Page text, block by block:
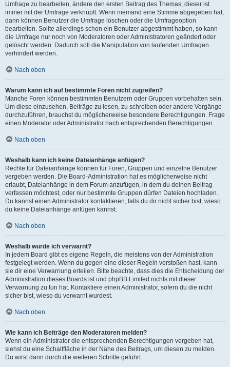
Umfrage zu bearbeiten, ändere den ersten Beitrag des Themas; dieser ist
immer mit der Umfrage verknüpft. Wenn niemand eine Stimme abgegeben hat,
dann können Benutzer die Umfrage löschen oder die Umfrageoption
bearbeiten. Sollte allerdings schon ein Benutzer abgestimmt haben, so kann
die Umfrage nur noch von Moderatoren oder Administratoren geändert oder
gelöscht werden. Dadurch soll die Manipulation von laufenden Umfragen
verhindert werden.
Nach oben
Warum kann ich auf bestimmte Foren nicht zugreifen?
Manche Foren können bestimmten Benutzern oder Gruppen vorbehalten sein.
Um diese einzusehen, Beiträge zu lesen, zu schreiben oder andere Vorgänge
durchzuführen, brauchst du möglicherweise besondere Berechtigungen. Frage
einen Moderator oder Administrator nach entsprechenden Berechtigungen.
Nach oben
Weshalb kann ich keine Dateianhänge anfügen?
Rechte für Dateianhänge können für Foren, Gruppen und einzelne Benutzer
vergeben werden. Die Board-Administration hat es möglicherweise nicht
erlaubt, Dateianhänge in dem Forum anzufügen, in dem du deinen Beitrag
verfassen möchtest, oder nur bestimmte Gruppen dürfen Dateien hochladen.
Du kannst einen Administrator kontaktieren, falls du dir nicht sicher bist, wieso
du keine Dateianhänge anfügen kannst.
Nach oben
Weshalb wurde ich verwarnt?
In jedem Board gibt es eigene Regeln, die meistens von der Administration
festgelegt werden. Wenn du gegen eine dieser Regeln verstoßen hast, kann
sie dir eine Verwarnung erteilen. Bitte beachte, dass dies die Entscheidung der
Administration dieses Boards ist und phpBB Limited nichts mit dieser
Verwarnung zu tun hat. Kontaktiere einen Administrator, sofern du die nicht
sicher bist, wieso du verwarnt wurdest.
Nach oben
Wie kann ich Beiträge den Moderatoren melden?
Wenn ein Administrator die entsprechenden Berechtigungen vergeben hat,
siehst du eine Schaltfläche in der Nähe des Beitrags, um diesen zu melden.
Du wirst dann durch die weiteren Schritte geführt.